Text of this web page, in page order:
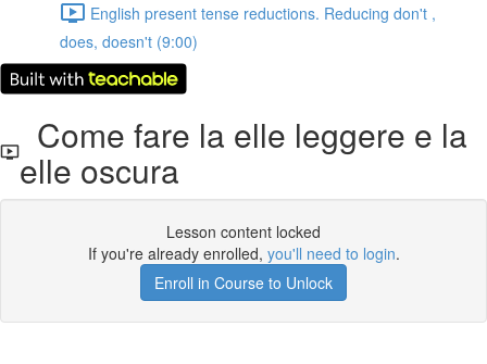
English present tense reductions. Reducing don't ,
does, doesn't (9:00)
Come fare la elle leggere e la
elle oscura
Lesson content locked
If you're already enrolled, you'll need to login.
Enroll in Course to Unlock